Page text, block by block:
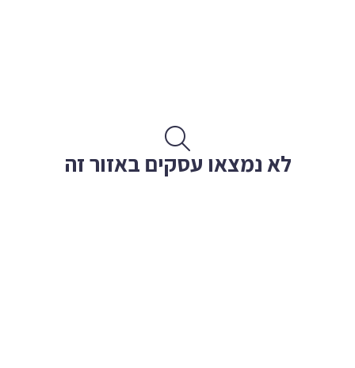
לא נמצאו עסקים באזור זה